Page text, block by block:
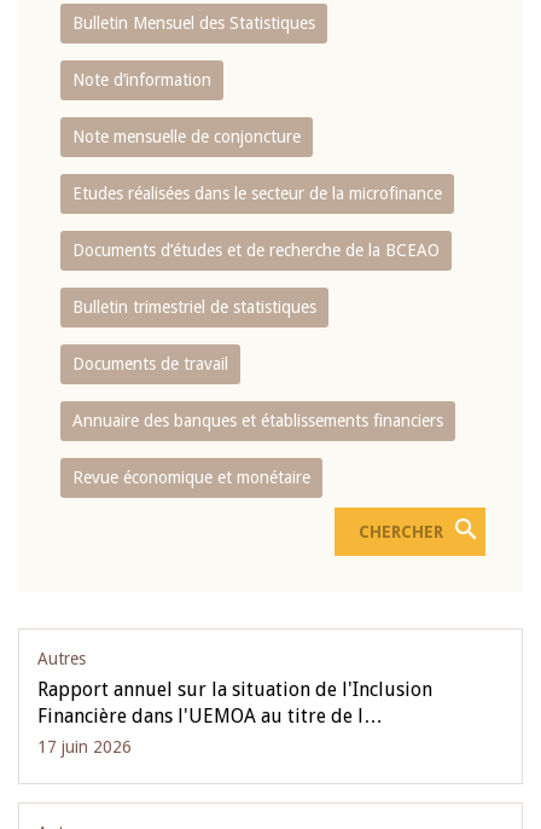
Bulletin Mensuel des Statistiques
Note d’information
Note mensuelle de conjoncture
Etudes réalisées dans le secteur de la microfinance
Documents d’études et de recherche de la BCEAO
Bulletin trimestriel de statistiques
Documents de travail
Annuaire des banques et établissements financiers
Revue économique et monétaire
Autres
Rapport annuel sur la situation de l'Inclusion
Financière dans l'UEMOA au titre de l…
17 juin 2026